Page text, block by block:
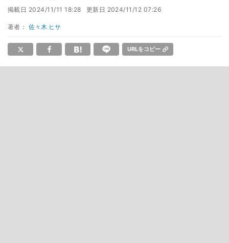
掲載日 2024/11/11 18:28 更新日 2024/11/12 07:26
著者： 佐々木 ヒサ
URLをコピー